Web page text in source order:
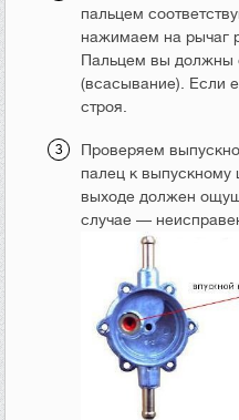
пальцем
нажимаем на рычаг
Пальцем вы должны
(всасывание). Если
строя.
Проверяем
палец к
выходе должен
случае —